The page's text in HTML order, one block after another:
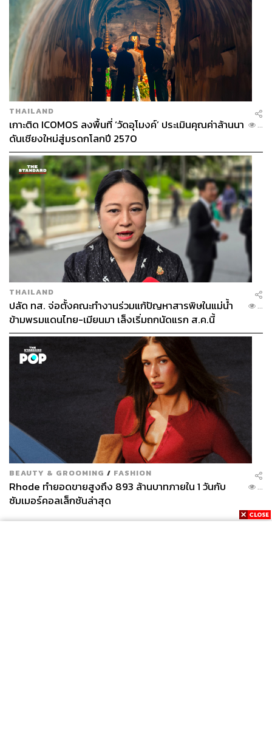
THAILAND
เกาะติด ICOMOS ลงพื้นที่ ‘วัดอุโมงค์’ ประเมินคุณค่าล้านนา
ดันเชียงใหม่สู่มรดกโลกปี 2570
...
THAILAND
ปลัด ทส. จ่อตั้งคณะทำงานร่วมแก้ปัญหาสารพิษในแม่น้ำ
ข้ามพรมแดนไทย-เมียนมา เล็งเริ่มถกนัดแรก ส.ค.นี้
...
BEAUTY & GROOMING / FASHION
Rhode ทำยอดขายสูงถึง 893 ล้านบาทภายใน 1 วันกับ
ซัมเมอร์คอลเล็กชันล่าสุด
...